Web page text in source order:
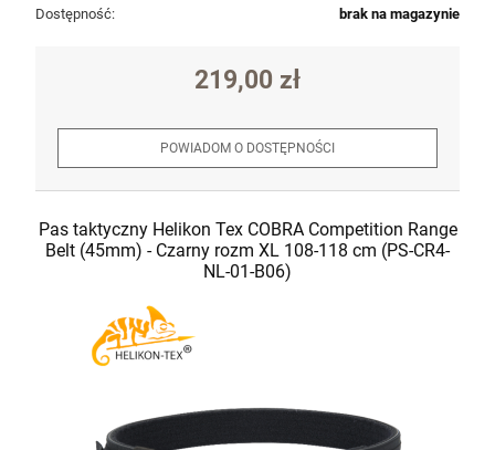
Dostępność: brak na magazynie
219,00 zł
POWIADOM O DOSTĘPNOŚCI
Pas taktyczny Helikon Tex COBRA Competition Range
Belt (45mm) - Czarny rozm XL 108-118 cm (PS-CR4-
NL-01-B06)